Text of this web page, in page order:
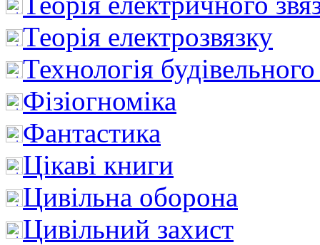
Теорія електрозвязку
Технологія
Фізіогноміка
Фантастика
Цікаві книги
Цивільна оборона
Цивільний захист